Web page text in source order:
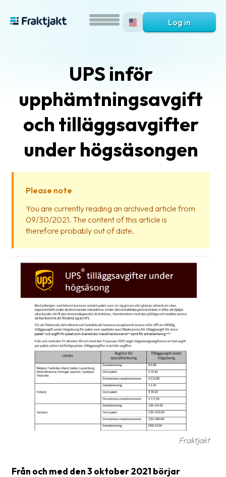
What
Help?
FAQ
Packing
Shipping
documents
Printer
settings
Customs
declarations
Delivery
terms
Pickups
Barcode
Log in
UPS inför
upphämtningsavgift
och tilläggsavgifter
under högsäsongen
Please note
You are currently reading an archived article from
09/30/2021. The content of this article is
therefore probably out of date.
Fraktjakt
Från och med den 3 oktober 2021 börjar